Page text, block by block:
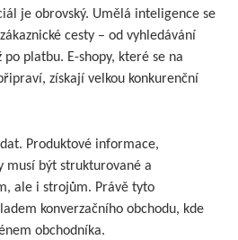
je obrovský. Umělá inteligence se
cesty – od vyhledávání
platbu. E-shopy, které se na
získají velkou konkurenční
Produktové informace,
musí být strukturované a
ale i strojům. Právě tyto
konverzačního obchodu, kde
obchodníka.